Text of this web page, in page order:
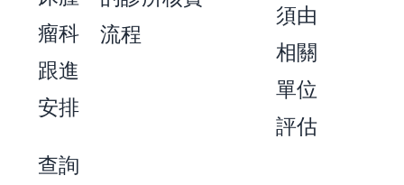
瘤科
跟進
安排
流程
須由
相關
單位
評估
查詢